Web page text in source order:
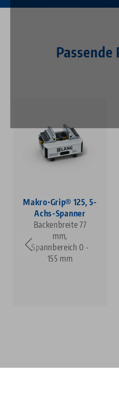
Makro•Grip® 125, 5-
Achs-Spanner
Backenbreite 77
mm,
Spannbereich 0 -
155 mm